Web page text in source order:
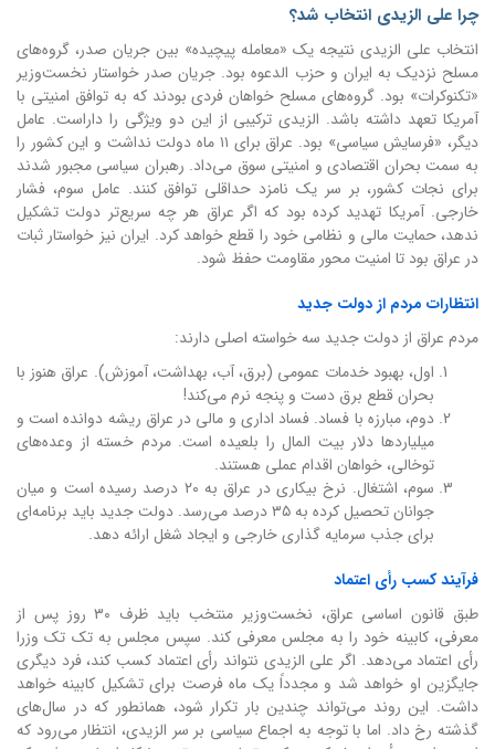
چرا علی الزیدی انتخاب شد؟
انتخاب علی الزیدی نتیجه یک «معامله پیچیده» بین جریان صدر، گروه‌های
مسلح نزدیک به ایران و حزب الدعوه بود. جریان صدر خواستار نخست‌وزیر
«تکنوکرات» بود. گروه‌های مسلح خواهان فردی بودند که به توافق امنیتی با
آمریکا تعهد داشته باشد. الزیدی ترکیبی از این دو ویژگی را داراست. عامل
دیگر، «فرسایش سیاسی» بود. عراق برای ۱۱ ماه دولت نداشت و این کشور را
به سمت بحران اقتصادی و امنیتی سوق می‌داد. رهبران سیاسی مجبور شدند
برای نجات کشور، بر سر یک نامزد حداقلی توافق کنند. عامل سوم، فشار
خارجی. آمریکا تهدید کرده بود که اگر عراق هر چه سریع‌تر دولت تشکیل
ندهد، حمایت مالی و نظامی خود را قطع خواهد کرد. ایران نیز خواستار ثبات
در عراق بود تا امنیت محور مقاومت حفظ شود.
انتظارات مردم از دولت جدید
مردم عراق از دولت جدید سه خواسته اصلی دارند:
اول، بهبود خدمات عمومی (برق، آب، بهداشت، آموزش). عراق هنوز با
بحران قطع برق دست و پنجه نرم می‌کند!
دوم، مبارزه با فساد. فساد اداری و مالی در عراق ریشه دوانده است و
میلیاردها دلار بیت المال را بلعیده است. مردم خسته از وعده‌های
توخالی، خواهان اقدام عملی هستند.
سوم، اشتغال. نرخ بیکاری در عراق به ۲۰ درصد رسیده است و میان
جوانان تحصیل کرده به ۳۵ درصد می‌رسد. دولت جدید باید برنامه‌ای
برای جذب سرمایه گذاری خارجی و ایجاد شغل ارائه دهد.
فرآیند کسب رأی اعتماد
طبق قانون اساسی عراق، نخست‌وزیر منتخب باید ظرف ۳۰ روز پس از
معرفی، کابینه خود را به مجلس معرفی کند. سپس مجلس به تک تک وزرا
رأی اعتماد می‌دهد. اگر علی الزیدی نتواند رأی اعتماد کسب کند، فرد دیگری
جایگزین او خواهد شد و مجدداً یک ماه فرصت برای تشکیل کابینه خواهد
داشت. این روند می‌تواند چندین بار تکرار شود، همانطور که در سال‌های
گذشته رخ داد. اما با توجه به اجماع سیاسی بر سر الزیدی، انتظار می‌رود که